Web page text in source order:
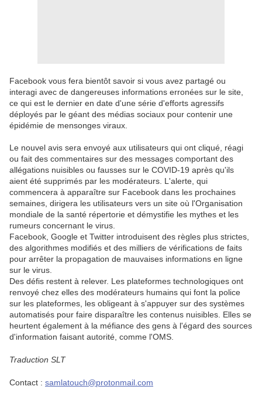
Facebook vous fera bientôt savoir si vous avez partagé ou
interagi avec de dangereuses informations erronées sur le site,
ce qui est le dernier en date d'une série d'efforts agressifs
déployés par le géant des médias sociaux pour contenir une
épidémie de mensonges viraux.
Le nouvel avis sera envoyé aux utilisateurs qui ont cliqué, réagi
ou fait des commentaires sur des messages comportant des
allégations nuisibles ou fausses sur le COVID-19 après qu'ils
aient été supprimés par les modérateurs. L'alerte, qui
commencera à apparaître sur Facebook dans les prochaines
semaines, dirigera les utilisateurs vers un site où l'Organisation
mondiale de la santé répertorie et démystifie les mythes et les
rumeurs concernant le virus.
Facebook, Google et Twitter introduisent des règles plus strictes,
des algorithmes modifiés et des milliers de vérifications de faits
pour arrêter la propagation de mauvaises informations en ligne
sur le virus.
Des défis restent à relever. Les plateformes technologiques ont
renvoyé chez elles des modérateurs humains qui font la police
sur les plateformes, les obligeant à s'appuyer sur des systèmes
automatisés pour faire disparaître les contenus nuisibles. Elles se
heurtent également à la méfiance des gens à l'égard des sources
d'information faisant autorité, comme l'OMS.
Traduction SLT
Contact : samlatouch@protonmail.com